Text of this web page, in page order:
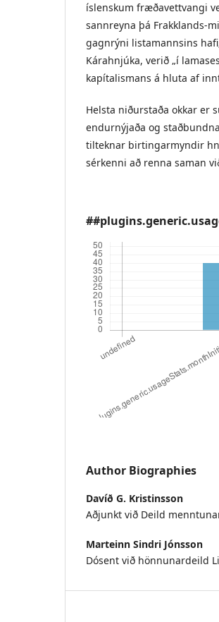
íslenskum fræðavettvangi
sannreyna þá Frakklands-
gagnrýni listamannsins
Kárahnjúka, verið „í
kapítalismans á hluta af
Helsta niðurstaða okkar er
endurnýjaða og
tilteknar birtingarmyndir
sérkenni að renna saman
Author Biographies
Davíð G. Kristinsson
Aðjunkt við Deild
Marteinn Sindri Jónsson
Dósent við hönnunardeild